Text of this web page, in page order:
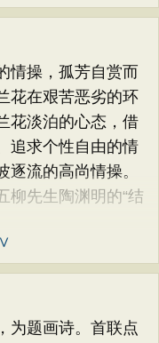
操，孤芳自赏而
花在艰苦恶劣的环
花淡泊的心态，借
追求个性自由的情
流的高尚情操。
柳先生陶渊明的“结
题画诗。首联点